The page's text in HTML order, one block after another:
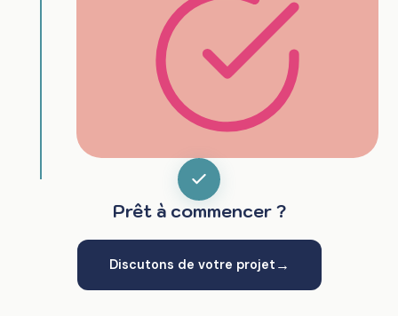
Prêt à commencer ?
Discutons de votre projet →